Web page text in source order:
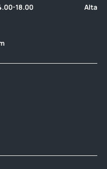
18.00‎ ‎ ‎ ‎ ‎ ‎ ‎ ‎ ‎ ‎ ‎ ‎ ‎ ‎ ‎ ‎ ‎ ‎ ‎ ‎ ‎ ‎ ‎ ‎ ‎ ‎ ‎ ‎ ‎ ‎ ‎ ‎ ‎ ‎ ‎ Alta